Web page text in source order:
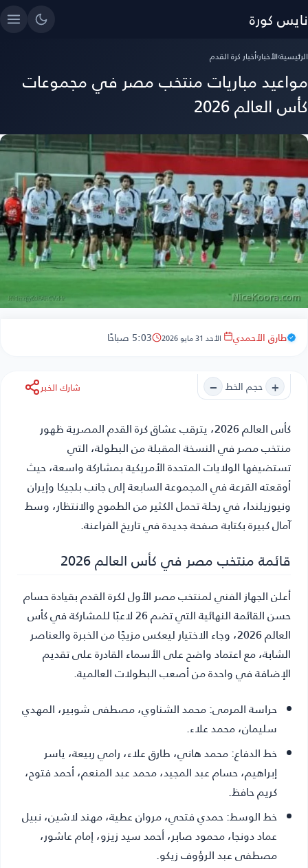
نايس كورة
الرئيسية›الأخبار›أخبار كرة القدم
مواعيد مباريات منتخب مصر في مجموعات
كأس العالم 2026
طارق الأحمدي الأحد 31 مايو 2026 5:03 صباحًا
+ حجم الخط − شارك الخبر
كأس العالم 2026
، يترقب عشاق كرة القدم المصرية ظهور
منتخب مصر في النسخة المقبلة من البطولة، التي
تستضيفها الولايات المتحدة الأمريكية بمشاركة واسعة، حيث
أوقعته القرعة في المجموعة السابعة إلى جانب بلجيكا وإيران
ونيوزيلندا، في رحلة تحمل الكثير من الطموح والانتظار، وسط
آمال كبيرة بكتابة صفحة جديدة في تاريخ الفراعنة.
قائمة منتخب مصر في كأس العالم 2026
أعلن الجهاز الفني لمنتخب مصر الأول لكرة القدم بقيادة حسام
حسن القائمة النهائية التي تضم 26 لاعبًا للمشاركة في كأس
العالم 2026، وجاء الاختيار ليعكس مزيجًا من الخبرة والعناصر
الشابة، مع اعتماد واضح على الأسماء القادرة على تقديم
الإضافة في واحدة من أصعب البطولات العالمية.
حراسة المرمى:محمد الشناوي، مصطفى شوبير، المهدي
سليمان، محمد علاء.
خط الدفاع:محمد هاني، طارق علاء، رامي ربيعة، ياسر
إبراهيم، حسام عبد المجيد، محمد عبد المنعم، أحمد فتوح،
كريم حافظ.
خط الوسط:حمدي فتحي، مروان عطية، مهند لاشين، نبيل
عماد دونجا، محمود صابر، أحمد سيد زيزو، إمام عاشور،
مصطفى عبد الرؤوف زيكو.